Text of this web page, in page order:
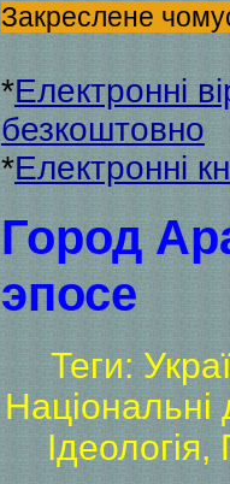
Закреслене
*Електронні
безкоштовно
*Електронні
Город
эпосе
Теги:
Національні